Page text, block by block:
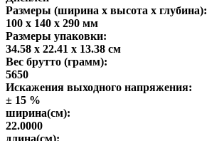
Размеры (ширина x высота x глубина):
100 x 140 x 290 мм
Размеры упаковки:
34.58 x 22.41 x 13.38 см
Вес брутто (грамм):
5650
Искажения выходного напряжения:
± 15 %
ширина(см):
22.0000
длина(см):